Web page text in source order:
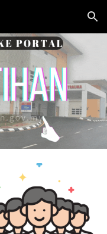
Skip to navigation